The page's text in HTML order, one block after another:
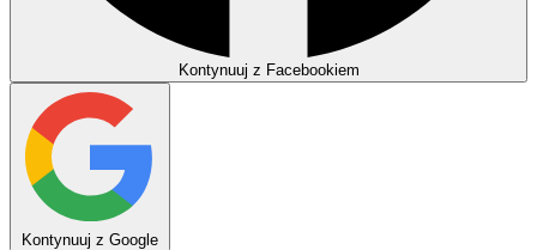
Kontynuuj z Facebookiem
Kontynuuj z Google